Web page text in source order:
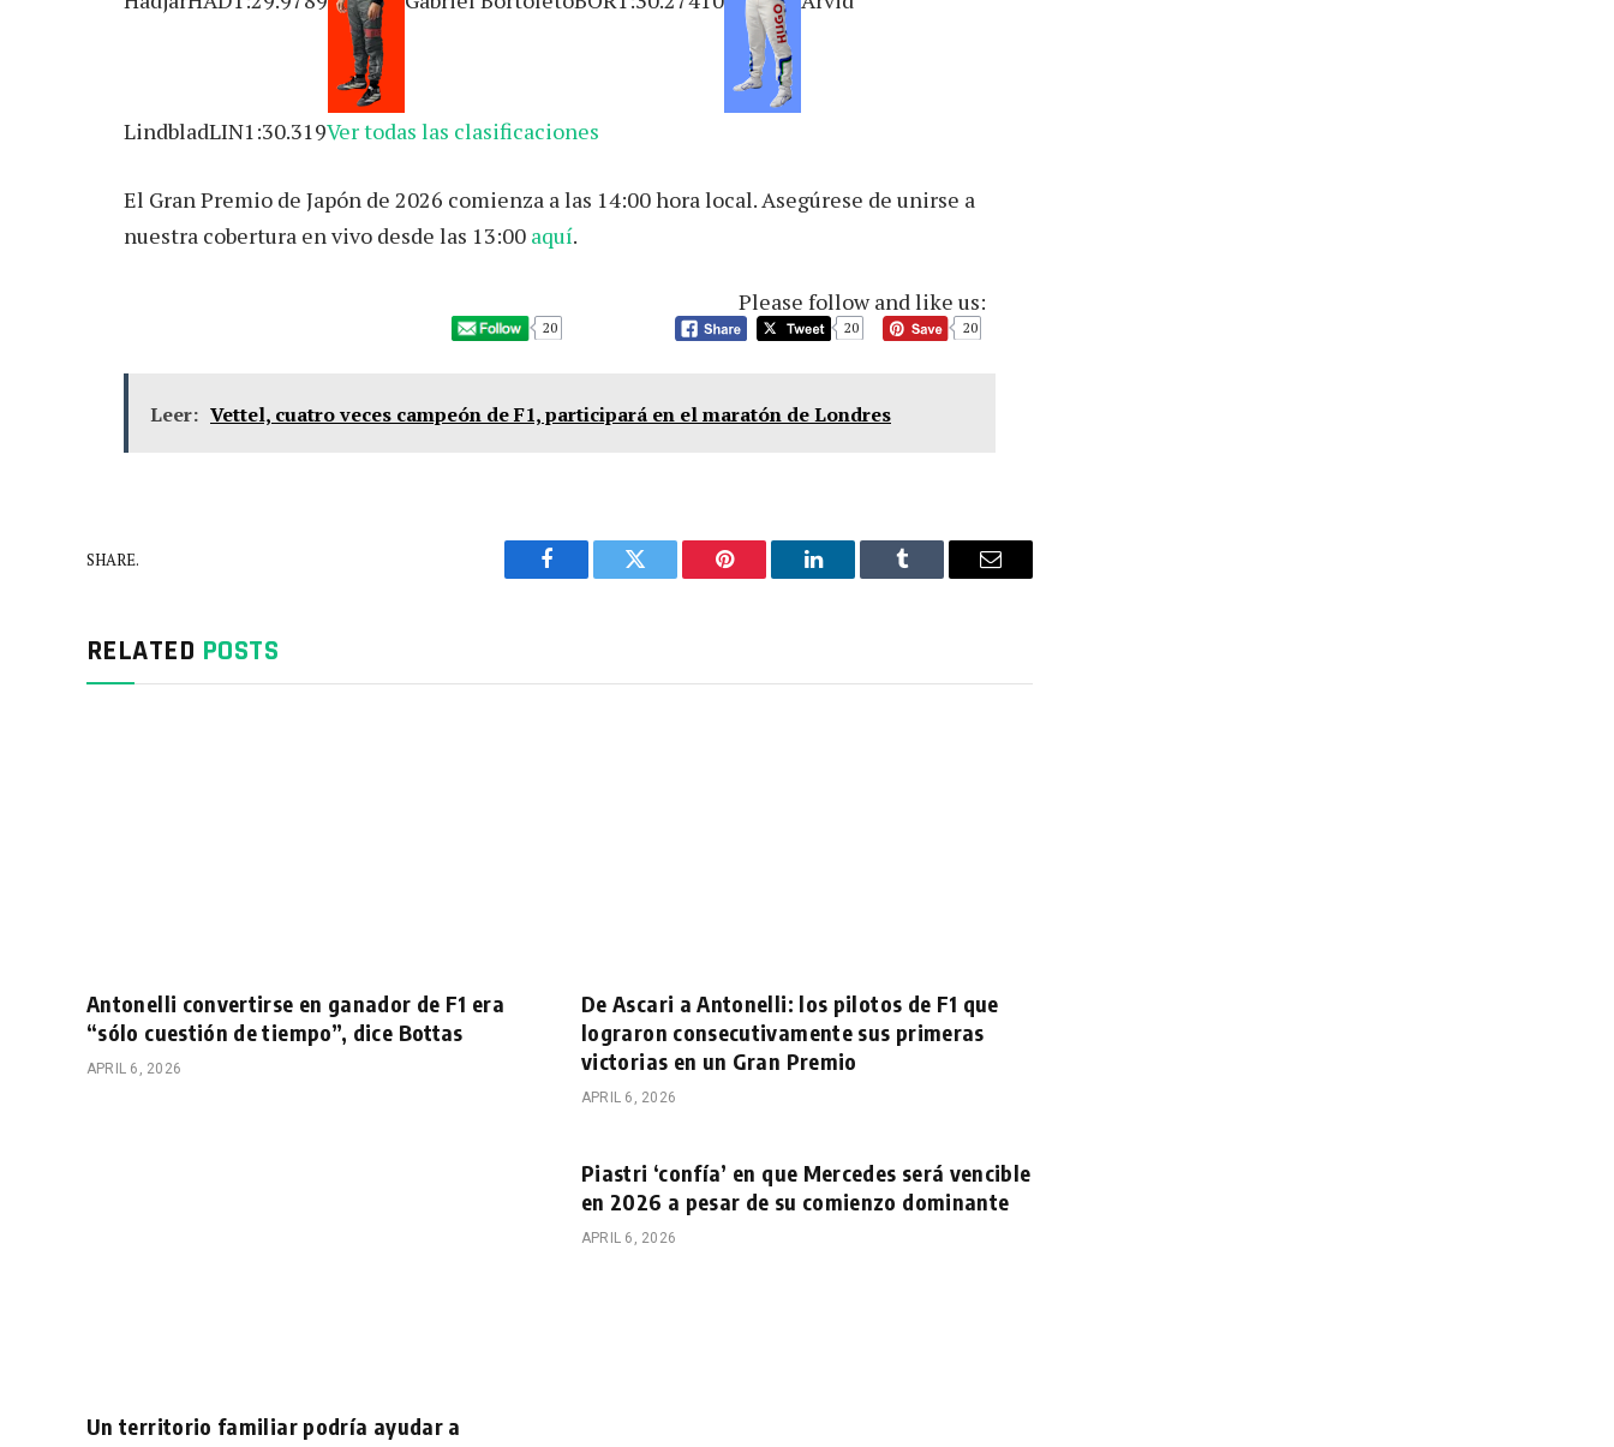
LindbladLIN1:30.319Ver todas las clasificaciones
El Gran Premio de Japón de 2026 comienza a las 14:00 hora local. Asegúrese de unirse a
nuestra cobertura en vivo desde las 13:00 aquí.
Please follow and like us:
20 20 20
Leer: Vettel, cuatro veces campeón de F1, participará en el maratón de Londres
SHARE.
Facebook Twitter Pinterest LinkedIn Tumblr Email
RELATED POSTS
Antonelli convertirse en ganador de F1 era
“sólo cuestión de tiempo”, dice Bottas
APRIL 6, 2026
De Ascari a Antonelli: los pilotos de F1 que
lograron consecutivamente sus primeras
victorias en un Gran Premio
APRIL 6, 2026
Un territorio familiar podría ayudar a
Piastri ‘confía’ en que Mercedes será vencible
en 2026 a pesar de su comienzo dominante
APRIL 6, 2026